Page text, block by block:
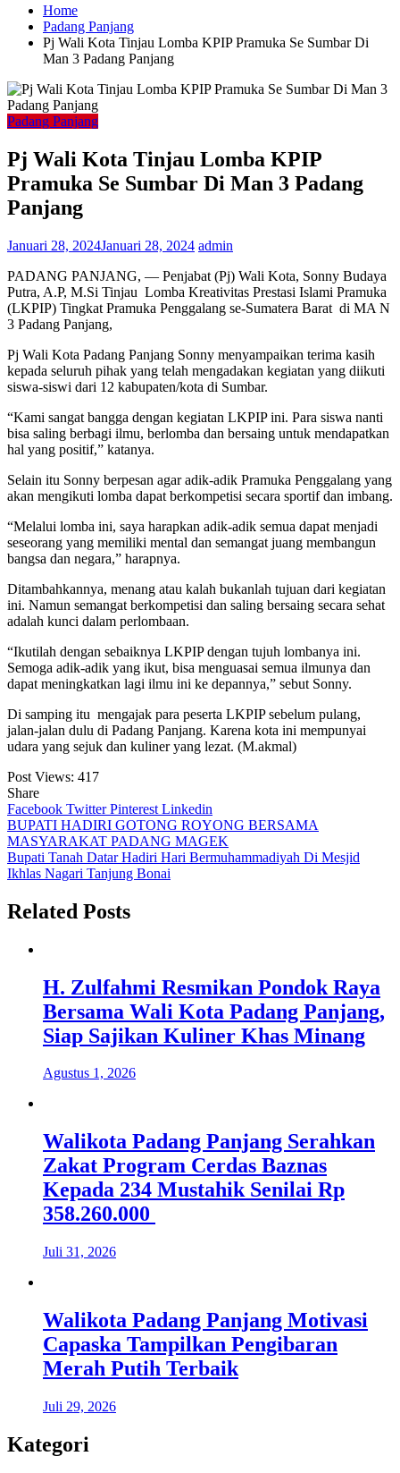
Home
Padang Panjang
Pj Wali Kota Tinjau Lomba KPIP Pramuka Se Sumbar Di
Man 3 Padang Panjang
Padang Panjang
Pj Wali Kota Tinjau Lomba KPIP
Pramuka Se Sumbar Di Man 3 Padang
Panjang
Januari 28, 2024Januari 28, 2024 admin
PADANG PANJANG, — Penjabat (Pj) Wali Kota, Sonny Budaya
Putra, A.P, M.Si Tinjau Lomba Kreativitas Prestasi Islami Pramuka
(LKPIP) Tingkat Pramuka Penggalang se-Sumatera Barat di MA N
3 Padang Panjang,
Pj Wali Kota Padang Panjang Sonny menyampaikan terima kasih
kepada seluruh pihak yang telah mengadakan kegiatan yang diikuti
siswa-siswi dari 12 kabupaten/kota di Sumbar.
“Kami sangat bangga dengan kegiatan LKPIP ini. Para siswa nanti
bisa saling berbagi ilmu, berlomba dan bersaing untuk mendapatkan
hal yang positif,” katanya.
Selain itu Sonny berpesan agar adik-adik Pramuka Penggalang yang
akan mengikuti lomba dapat berkompetisi secara sportif dan imbang.
“Melalui lomba ini, saya harapkan adik-adik semua dapat menjadi
seseorang yang memiliki mental dan semangat juang membangun
bangsa dan negara,” harapnya.
Ditambahkannya, menang atau kalah bukanlah tujuan dari kegiatan
ini. Namun semangat berkompetisi dan saling bersaing secara sehat
adalah kunci dalam perlombaan.
“Ikutilah dengan sebaiknya LKPIP dengan tujuh lombanya ini.
Semoga adik-adik yang ikut, bisa menguasai semua ilmunya dan
dapat meningkatkan lagi ilmu ini ke depannya,” sebut Sonny.
Di samping itu mengajak para peserta LKPIP sebelum pulang,
jalan-jalan dulu di Padang Panjang. Karena kota ini mempunyai
udara yang sejuk dan kuliner yang lezat. (M.akmal)
Post Views: 417
Share
Facebook TwitterPinterest Linkedin
Navigasi
pos
BUPATI HADIRI GOTONG ROYONG BERSAMA
MASYARAKAT PADANG MAGEK
Bupati Tanah Datar Hadiri Hari Bermuhammadiyah Di Mesjid
Ikhlas Nagari Tanjung Bonai
Related Posts
H. Zulfahmi Resmikan Pondok Raya
Bersama Wali Kota Padang Panjang,
Siap Sajikan Kuliner Khas Minang
Agustus 1, 2026
Walikota Padang Panjang Serahkan
Zakat Program Cerdas Baznas
Kepada 234 Mustahik Senilai Rp
358.260.000
Juli 31, 2026
Walikota Padang Panjang Motivasi
Capaska Tampilkan Pengibaran
Merah Putih Terbaik
Juli 29, 2026
Kategori